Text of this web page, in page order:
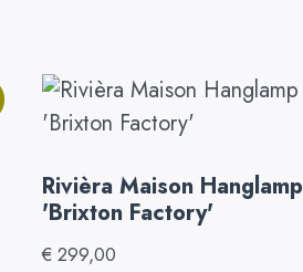
Rivièra Maison Hanglamp
'Brixton Factory'
€ 299,00